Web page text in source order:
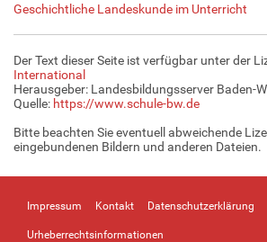
Geschichtliche Landeskunde im Unterricht
Der Text dieser Seite ist verfügbar unter der
International
Herausgeber: Landesbildungsserver Baden-
Quelle: https://www.schule-bw.de
Bitte beachten Sie eventuell abweichende
eingebundenen Bildern und anderen Dateien.
Impressum Kontakt Datenschutzerklärung
Urheberrechtsinformationen